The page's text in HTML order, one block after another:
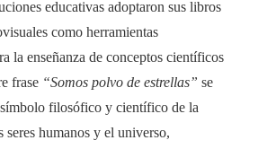
educativas adoptaron sus libros
como herramientas
la enseñanza de conceptos científicos
frase “Somos polvo de estrellas” se
filosófico y científico de la
seres humanos y el universo,